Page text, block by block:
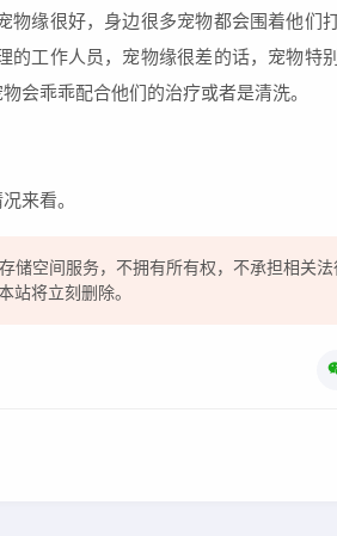
缘很好，身边很多宠物都会围着他们
工作人员，宠物缘很差的话，宠物特
会乖乖配合他们的治疗或者是清洗。
来看。
储空间服务，不拥有所有权，不承担相关
站将立刻删除。